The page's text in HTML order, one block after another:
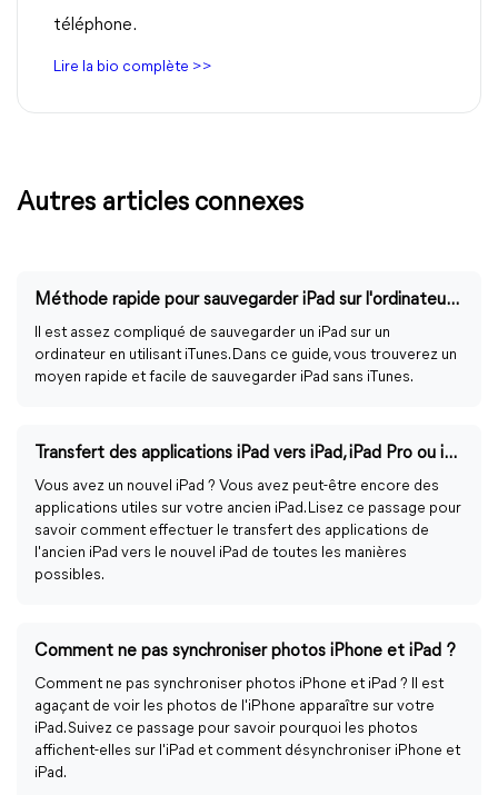
téléphone.
Lire la bio complète >>
Autres articles connexes
Méthode rapide pour sauvegarder iPad sur l'ordinateur sans iTunes
Il est assez compliqué de sauvegarder un iPad sur un
ordinateur en utilisant iTunes. Dans ce guide, vous trouverez un
moyen rapide et facile de sauvegarder iPad sans iTunes.
Transfert des applications iPad vers iPad, iPad Pro ou iPad Air
Vous avez un nouvel iPad ? Vous avez peut-être encore des
applications utiles sur votre ancien iPad. Lisez ce passage pour
savoir comment effectuer le transfert des applications de
l'ancien iPad vers le nouvel iPad de toutes les manières
possibles.
Comment ne pas synchroniser photos iPhone et iPad ?
Comment ne pas synchroniser photos iPhone et iPad ? Il est
agaçant de voir les photos de l'iPhone apparaître sur votre
iPad. Suivez ce passage pour savoir pourquoi les photos
affichent-elles sur l'iPad et comment désynchroniser iPhone et
iPad.